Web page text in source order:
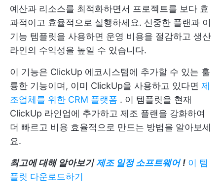
예산과 리소스를 최적화하면서 프로젝트를 보다 효
과적이고 효율적으로 실행하세요. 신중한 플랜과 이
기능 템플릿을 사용하면 운영 비용을 절감하고 생산
라인의 수익성을 높일 수 있습니다.
이 기능은 ClickUp 에코시스템에 추가할 수 있는 훌
륭한 기능이며, 이미 ClickUp을 사용하고 있다면 제
조업체를 위한 CRM 플랫폼 . 이 템플릿을 현재
ClickUp 라인업에 추가하고 제조 플랜을 강화하여
더 빠르고 비용 효율적으로 만드는 방법을 알아보세
요.
최고에 대해 알아보기 제조 일정 소프트웨어 ! 이 템
플릿 다운로드하기